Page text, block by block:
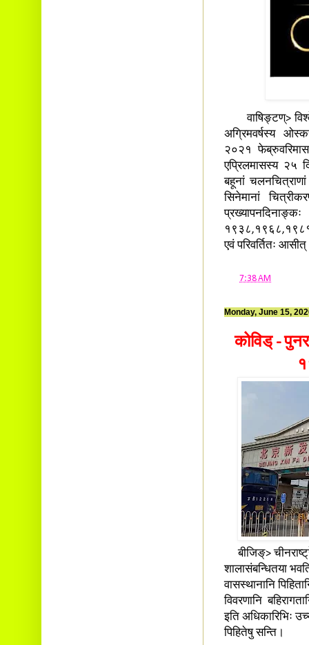
वाषिङ्टण्> विश्वे
अग्रिमवर्षस्य
२०२१
एप्रिलमासस्य २५
बहूनां
सिनेमानां
१९३८,१९६८,१९८१
एवं परिवर्तितः
7:38 AM
Monday, June 15,
कोविड् -
बीजिङ्>
शालासंबन्धितया
वासस्थानानि
विवरणानि
इति अधिकारिभिः
पिहितेषु सन्ति।